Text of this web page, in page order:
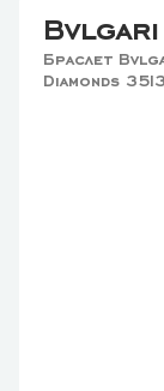
Bvlgari
Браслет
Diamonds